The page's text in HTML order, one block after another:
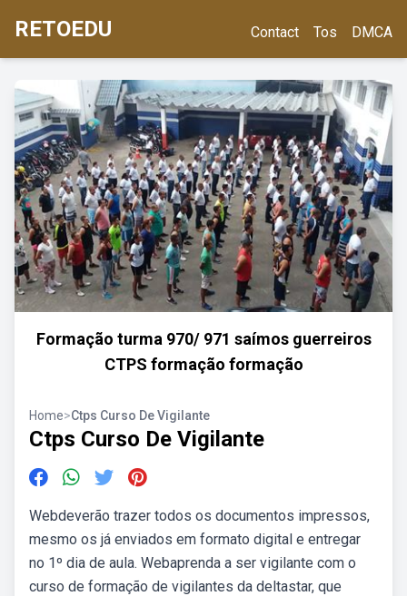
RETOEDU Contact Tos DMCA
Formação turma 970/ 971 saímos guerreiros
CTPS formação formação
Home>Ctps Curso De Vigilante
Ctps Curso De Vigilante
Webdeverão trazer todos os documentos impressos,
mesmo os já enviados em formato digital e entregar
no 1º dia de aula. Webaprenda a ser vigilante com o
curso de formação de vigilantes da deltastar, que